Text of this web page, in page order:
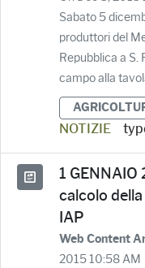
Sabato 5
produttori del
Repubblica a S.
campo alla
NOTIZIE
1 GENNAIO
calcolo
IAP
Web Content
2015 10:58 AM